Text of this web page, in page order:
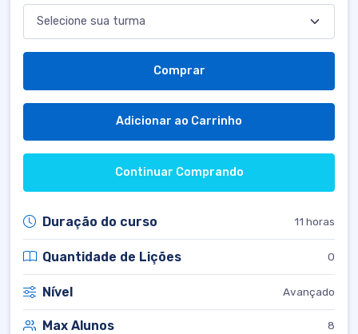
Comprar
Adicionar ao Carrinho
Continuar Comprando
Duração do curso 11 horas
Quantidade de Lições 0
Nível Avançado
Max Alunos 8